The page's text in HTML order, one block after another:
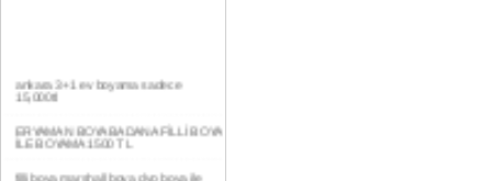
ERYAMAN BOYA BADANA FİLLİ BOYA
filli boya marshall boya dyo boya ile
TL faturalı garantili